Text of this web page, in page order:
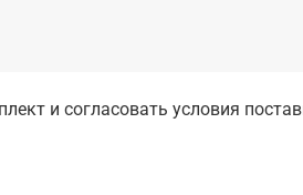
и согласовать условия